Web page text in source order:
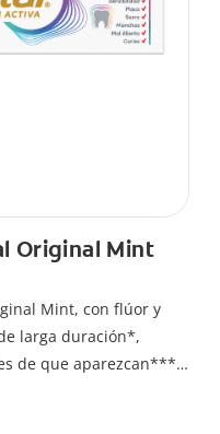
Original Mint
Mint, con flúor y
larga duración*,
de que aparezcan****.